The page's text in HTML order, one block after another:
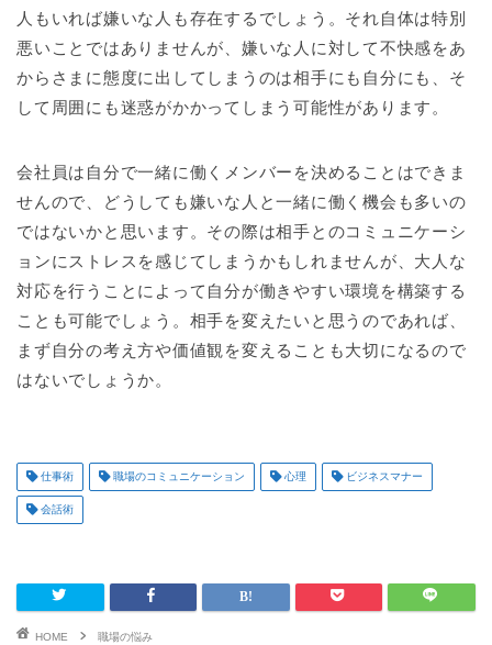
人もいれば嫌いな人も存在するでしょう。それ自体は特別
悪いことではありませんが、嫌いな人に対して不快感をあ
からさまに態度に出してしまうのは相手にも自分にも、そ
して周囲にも迷惑がかかってしまう可能性があります。
会社員は自分で一緒に働くメンバーを決めることはできま
せんので、どうしても嫌いな人と一緒に働く機会も多いの
ではないかと思います。その際は相手とのコミュニケーシ
ョンにストレスを感じてしまうかもしれませんが、大人な
対応を行うことによって自分が働きやすい環境を構築する
ことも可能でしょう。相手を変えたいと思うのであれば、
まず自分の考え方や価値観を変えることも大切になるので
はないでしょうか。
仕事術 職場のコミュニケーション 心理 ビジネスマナー
会話術
HOME
職場の悩み